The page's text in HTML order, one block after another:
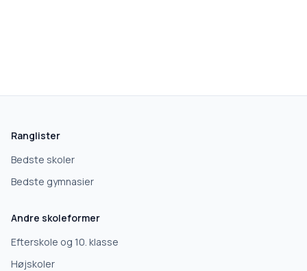
Hvad leder du efter?
Grundskole
10. klasse
Ranglister
Bedste skoler
Bedste gymnasier
Andre skoleformer
Efterskole og 10. klasse
Højskoler